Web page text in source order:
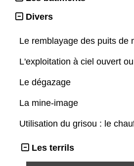
Divers
Le remblayage des puits de
L'exploitation à ciel ouvert
Le dégazage
La mine-image
Utilisation du grisou : le
Les terrils